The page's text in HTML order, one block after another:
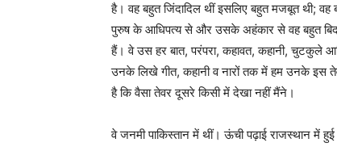
है। वह बहुत जिंदादिल थीं इसलिए बहुत मजबूत थी;
पुरुष के आधिपत्य से और उसके अहंकार से वह बहुत
हैं। वे उस हर बात, परंपरा, कहावत, कहानी, चुटकुले
उनके लिखे गीत, कहानी व नारों तक में हम उनके इस
है कि वैसा तेवर दूसरे किसी में देखा नहीं मैंने।
वे जनमी पाकिस्तान में थीं। ऊंची पढ़ाई राजस्थान में